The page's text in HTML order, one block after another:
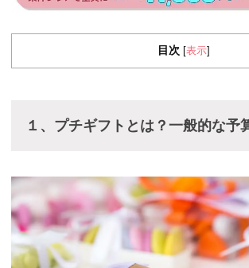
目次 表示
１、プチギフトとは？一般的な予